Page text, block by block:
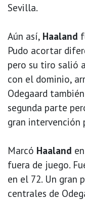
Sevilla.
Aún así, Haaland
Pudo acortar
pero su tiro salió
con el dominio,
Odegaard
segunda parte
gran intervención
Marcó Haaland
fuera de juego.
en el 72. Un gran
centrales de